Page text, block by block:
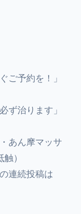
ご予約を！」
ず治ります」
あん摩マッサ
）
連続投稿は